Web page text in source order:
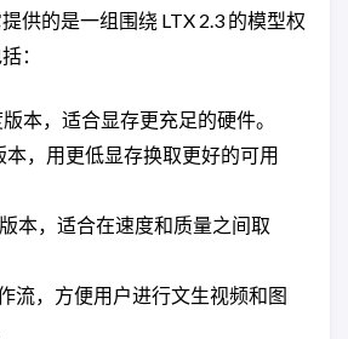
供的是一组围绕 LTX 2.3 的模型权
：
本，适合显存更充足的硬件。
本，用更低显存换取更好的可用
本，适合在速度和质量之间取
流，方便用户进行文生视频和图